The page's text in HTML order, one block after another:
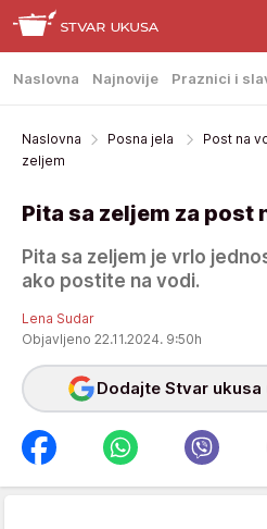
Naslovna Najnovije Praznici i
Naslovna Posna jela Post na
zeljem
Pita sa zeljem za post
Pita sa zeljem je vrlo
ako postite na vodi.
Lena Sudar
Objavljeno 22.11.2024. 9:50h
Dodajte Stvar